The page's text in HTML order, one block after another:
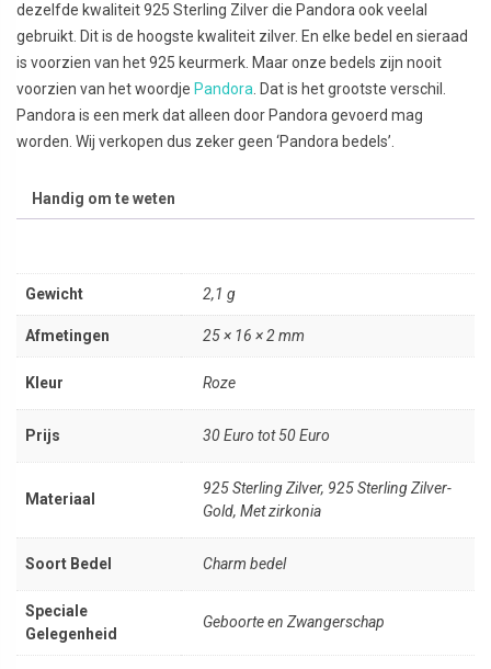
dezelfde kwaliteit 925 Sterling Zilver die Pandora ook veelal
gebruikt. Dit is de hoogste kwaliteit zilver. En elke bedel en sieraad
is voorzien van het 925 keurmerk. Maar onze bedels zijn nooit
voorzien van het woordje Pandora . Dat is het grootste verschil.
Pandora is een merk dat alleen door Pandora gevoerd mag
worden. Wij verkopen dus zeker geen ‘Pandora bedels’.
Handig om te weten
Gewicht 2,1 g
Afmetingen 25 × 16 × 2 mm
Kleur Roze
Prijs 30 Euro tot 50 Euro
Materiaal
925 Sterling Zilver, 925 Sterling Zilver-
Gold, Met zirkonia
Soort Bedel Charm bedel
Speciale
Gelegenheid
Geboorte en Zwangerschap